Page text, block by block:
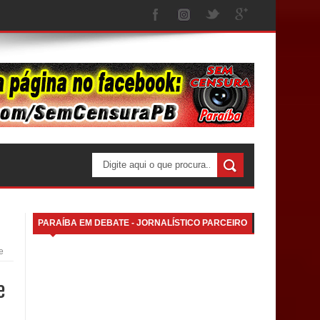
PARAÍBA EM DEBATE - JORNALÍSTICO PARCEIRO